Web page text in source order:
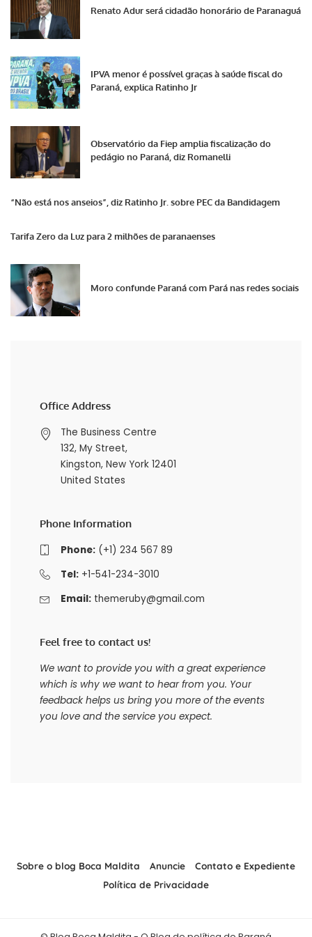
Renato Adur será cidadão honorário de Paranaguá
IPVA menor é possível graças à saúde fiscal do
Paraná, explica Ratinho Jr
Observatório da Fiep amplia fiscalização do
pedágio no Paraná, diz Romanelli
“Não está nos anseios”, diz Ratinho Jr. sobre PEC da Bandidagem
Tarifa Zero da Luz para 2 milhões de paranaenses
Moro confunde Paraná com Pará nas redes sociais
Office Address
The Business Centre
132, My Street,
Kingston, New York 12401
United States
Phone Information
Phone:(+1) 234 567 89
Tel:+1-541-234-3010
Email: themeruby@gmail.com
Feel free to contact us!
We want to provide you with a great experience
which is why we want to hear from you. Your
feedback helps us bring you more of the events
you love and the service you expect.
Sobre o blog Boca Maldita Anuncie
Contato e Expediente
Política de Privacidade